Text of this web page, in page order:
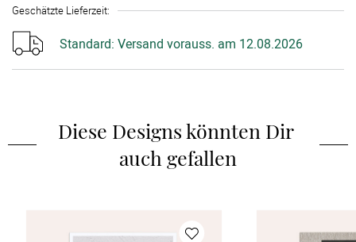
Geschätzte Lieferzeit:
Standard: Versand vorauss. am 12.08.2026
Diese Designs könnten Dir
auch gefallen